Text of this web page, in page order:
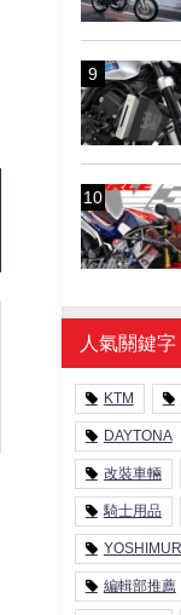
人氣關鍵字
KTM
DAYTONA
改裝車輛
騎士用品
編輯部推薦